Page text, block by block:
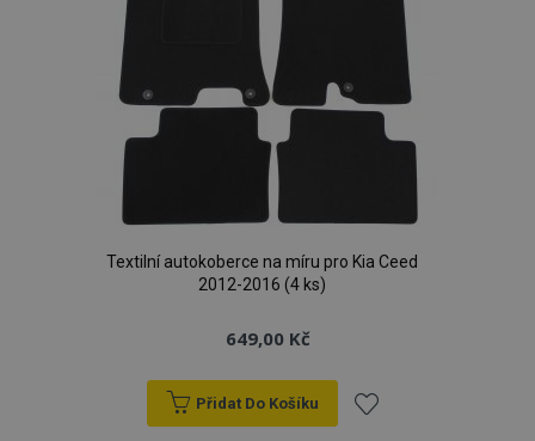
Textilní autokoberce na míru pro Kia Ceed
2012-2016 (4 ks)
649,00 Kč
Přidat Do Košíku